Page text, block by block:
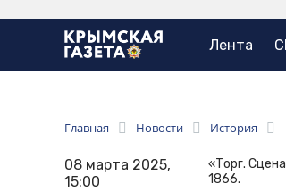
Лента
Главная Новости История
08 марта 2025,
15:00
«Торг.
1866.